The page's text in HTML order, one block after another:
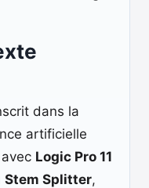
dans la
artificielle
Logic Pro 11
Stem Splitter,